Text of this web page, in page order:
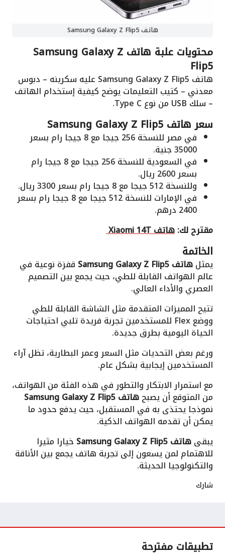
هاتف Samsung Galaxy Z Flip5
محتويات علبة هاتف Samsung Galaxy Z
Flip5
هاتف Samsung Galaxy Z Flip5 عليه سكرينه – دبوس
معدني – كتيب التعليمات يوضح كيفية إستخدام الهاتف
– سلك USB من نوع Type C.
سعر هاتف Samsung Galaxy Z Flip5
في مصر للنسخة 256 جيجا مع 8 جيجا رام بسعر
35000 جنية.
في السعودية للنسخة 256 جيجا مع 8 جيجا رام
بسعر 2600 ريال.
وللنسخة 512 جيجا مع 8 جيجا رام بسعر 3300 ريال.
في الإمارات للنسخة 512 جيجا مع 8 جيجا رام بسعر
2400 درهم.
مقترح لك:هاتف Xiaomi 14T
الخاتمة
يمثلهاتف Samsung Galaxy Z Flip5 قفزة نوعية في
عالم الهواتف القابلة للطي، حيث يجمع بين التصميم
العصري والأداء العالي.
تتيح المميزات المتقدمة مثل الشاشة القابلة للطي
ووضع Flex للمستخدمين تجربة فريدة تلبي احتياجات
الحياة اليومية بطرق جديدة.
ورغم بعض التحديات مثل السعر وعمر البطارية، تظل آراء
المستخدمين إيجابية بشكل عام.
مع استمرار الابتكار والتطور في هذه الفئة من الهواتف،
من المتوقع أن يصبحهاتف Samsung Galaxy Z Flip5
نموذجا يحتذى به في المستقبل، حيث يدفع حدود ما
يمكن أن تقدمه الهواتف الذكية.
يبقىهاتف Samsung Galaxy Z Flip5 خيارا مثيرا
للاهتمام لمن يسعون إلى تجربة هاتف يجمع بين الأناقة
والتكنولوجيا الحديثة.
شارك
تطبيقات مفترحة